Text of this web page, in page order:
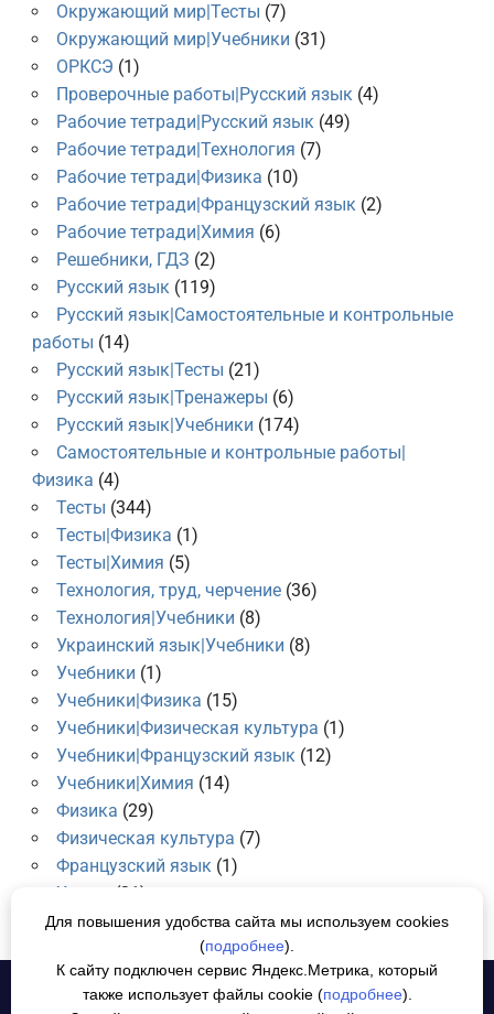
Окружающий мир|Тесты (7)
Окружающий мир|Учебники (31)
ОРКСЭ (1)
Проверочные работы|Русский язык(4)
Рабочие тетради|Русский язык(49)
Рабочие тетради|Технология (7)
Рабочие тетради|Физика (10)
Рабочие тетради|Французский язык(2)
Рабочие тетради|Химия (6)
Решебники, ГДЗ (2)
Русский язык(119)
Русский язык|Самостоятельные и контрольные
работы (14)
Русский язык|Тесты (21)
Русский язык|Тренажеры (6)
Русский язык|Учебники (174)
Самостоятельные и контрольные работы|
Физика (4)
Тесты (344)
Тесты|Физика (1)
Тесты|Химия (5)
Технология, труд, черчение(36)
Технология|Учебники (8)
Украинский язык|Учебники (8)
Учебники (1)
Учебники|Физика (15)
Учебники|Физическая культура (1)
Учебники|Французский язык(12)
Учебники|Химия (14)
Физика (29)
Физическая культура (7)
Французский язык(1)
Химия
(21)
Политика конфиденциальностиСОГЛАСИЕ НА ОБРАБОТКУ
Для повышения удобства сайта мы используем cookies
(подробнее).
К сайту подключен сервис Яндекс.Метрика, который
также использует файлы cookie (подробнее).